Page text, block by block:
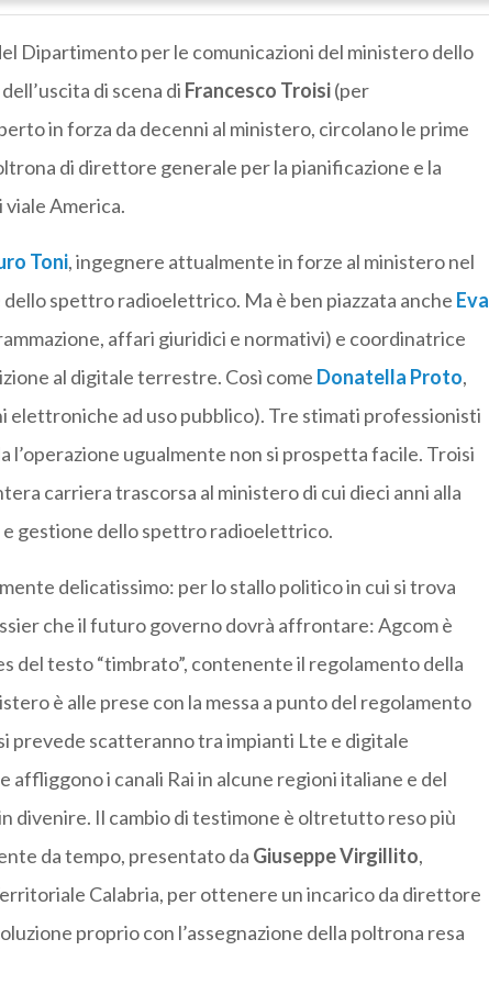
Dipartimento per le comunicazioni del ministero dello
di scena di Francesco Troisi(per
in forza da decenni al ministero, circolano le prime
di direttore generale per la pianificazione e la
America.
Toni, ingegnere attualmente in forze al ministero nel
spettro radioelettrico. Ma è ben piazzata anche Eva
affari giuridici e normativi) e coordinatrice
al digitale terrestre. Così come Donatella Proto,
elettroniche ad uso pubblico). Tre stimati professionisti
l’operazione ugualmente non si prospetta facile. Troisi
carriera trascorsa al ministero di cui dieci anni alla
gestione dello spettro radioelettrico.
delicatissimo: per lo stallo politico in cui si trova
che il futuro governo dovrà affrontare: Agcom è
del testo “timbrato”, contenente il regolamento della
è alle prese con la messa a punto del regolamento
prevede scatteranno tra impianti Lte e digitale
i canali Rai in alcune regioni italiane e del
divenire. Il cambio di testimone è oltretutto reso più
da tempo, presentato da Giuseppe Virgillito,
Calabria, per ottenere un incarico da direttore
proprio con l’assegnazione della poltrona resa